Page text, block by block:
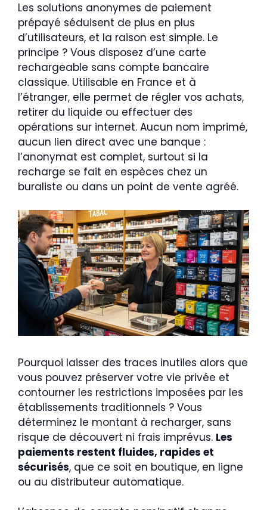
Les solutions anonymes de paiement
prépayé séduisent de plus en plus
d’utilisateurs, et la raison est simple. Le
principe ? Vous disposez d’une carte
rechargeable sans compte bancaire
classique. Utilisable en France et à
l’étranger, elle permet de régler vos achats,
retirer du liquide ou effectuer des
opérations sur internet. Aucun nom imprimé,
aucun lien direct avec une banque :
l’anonymat est complet, surtout si la
recharge se fait en espèces chez un
buraliste ou dans un point de vente agréé.
Pourquoi laisser des traces inutiles alors que
vous pouvez préserver votre vie privée et
contourner les restrictions imposées par les
établissements traditionnels ? Vous
déterminez le montant à recharger, sans
risque de découvert ni frais imprévus. Les
paiements restent fluides, rapides et
sécurisés, que ce soit en boutique, en ligne
ou au distributeur automatique.